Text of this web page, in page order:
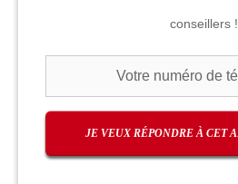
conseillers !